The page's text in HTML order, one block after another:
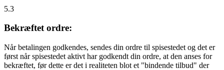
5.3
Bekræftet ordre:
Når betalingen godkendes, sendes din ordre til spisestedet og det er
først når spisestedet aktivt har godkendt din ordre, at den anses for
bekræftet, før dette er det i realiteten blot et "bindende tilbud" der